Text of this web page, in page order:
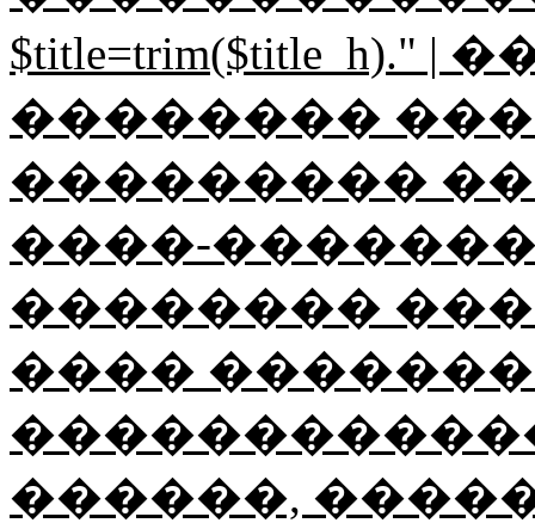
��������
���������
����-���������";
��������
����
������,